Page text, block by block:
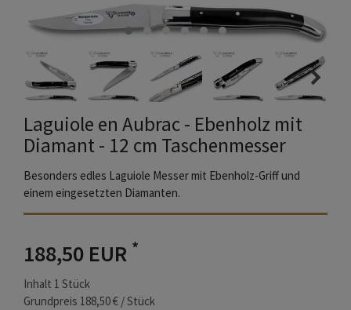
Laguiole en Aubrac - Ebenholz mit
Diamant - 12 cm Taschenmesser
Besonders edles Laguiole Messer mit Ebenholz-Griff und
einem eingesetzten Diamanten.
188,50 EUR *
Inhalt 1 Stück
Grundpreis 188,50 € / Stück